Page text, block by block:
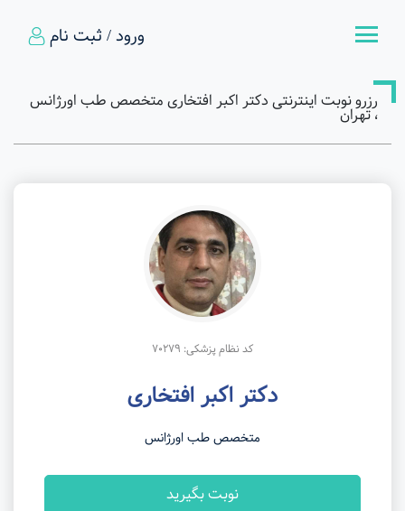
ورود / ثبت نام
رزرو نوبت اینترنتی دکتر اکبر افتخاری متخصص طب اورژانس
، تهران
کد نظام پزشکی: 70279
دکتر اکبر افتخاری
متخصص طب اورژانس
نوبت بگیرید